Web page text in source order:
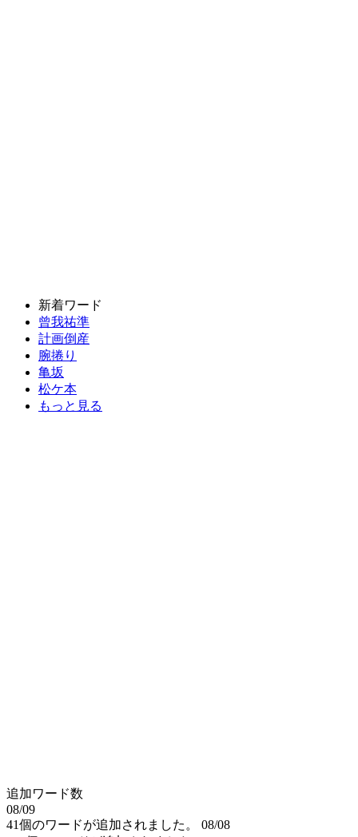
新着ワード
曾我祐準
計画倒産
腕捲り
亀坂
松ケ本
もっと見る
追加ワード数
08/09
41個のワードが追加されました。
08/08